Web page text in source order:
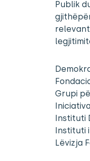
Publik
Grupi
Instituti
Instituti
Lëvizja